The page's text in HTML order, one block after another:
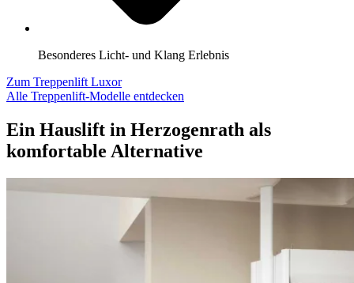
Besonderes Licht- und Klang Erlebnis
Zum Treppenlift Luxor
Alle Treppenlift-Modelle entdecken
Ein Hauslift in Herzogenrath als
komfortable Alternative